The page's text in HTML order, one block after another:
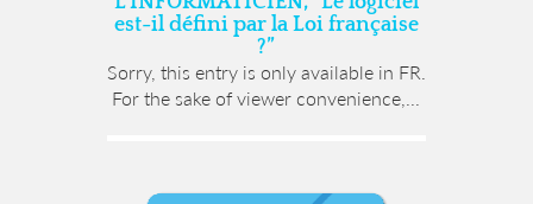
est-il défini par la Loi française
?”
Sorry, this entry is only available in FR.
For the sake of viewer convenience,...